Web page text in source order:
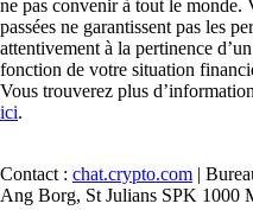
ne pas convenir à tout le monde.
passées ne garantissent pas les
attentivement à la pertinence
fonction de votre situation
Vous trouverez plus
ici.
Contact : chat.crypto.com |
Ang Borg, St Julians SPK 1000